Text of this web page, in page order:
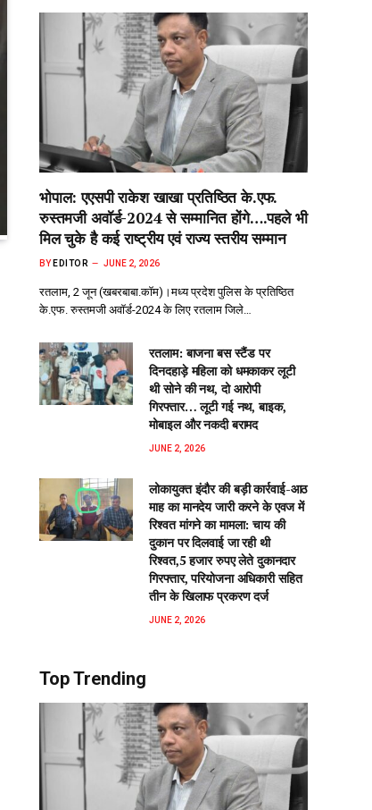
भोपाल: एएसपी राकेश‌ खाखा प्रतिष्ठित के.एफ.
रुस्तमजी अवॉर्ड-2024 से सम्मानित होंगे….पहले भी
मिल चुके है कई राष्ट्रीय एवं राज्य स्तरीय सम्मान
BY EDITOR JUNE 2, 2026
रतलाम, 2 जून (खबरबाबा.कॉम)।मध्य प्रदेश पुलिस के प्रतिष्ठित
के.एफ. रुस्तमजी अवॉर्ड-2024 के लिए रतलाम जिले…
रतलाम: बाजना बस स्टैंड पर
दिनदहाड़े महिला को धमकाकर लूटी
थी सोने की नथ, दो आरोपी
गिरफ्तार… लूटी गई नथ, बाइक,
मोबाइल और नकदी बरामद
JUNE 2, 2026
लोकायुक्त इंदौर की बड़ी कार्रवाई-आठ
माह का मानदेय जारी करने के एवज में
रिश्वत मांगने का मामला: चाय की
दुकान पर दिलवाई जा रही थी
रिश्वत,5 हजार रुपए लेते दुकानदार
गिरफ्तार, परियोजना अधिकारी सहित
तीन के खिलाफ प्रकरण दर्ज
JUNE 2, 2026
Top Trending